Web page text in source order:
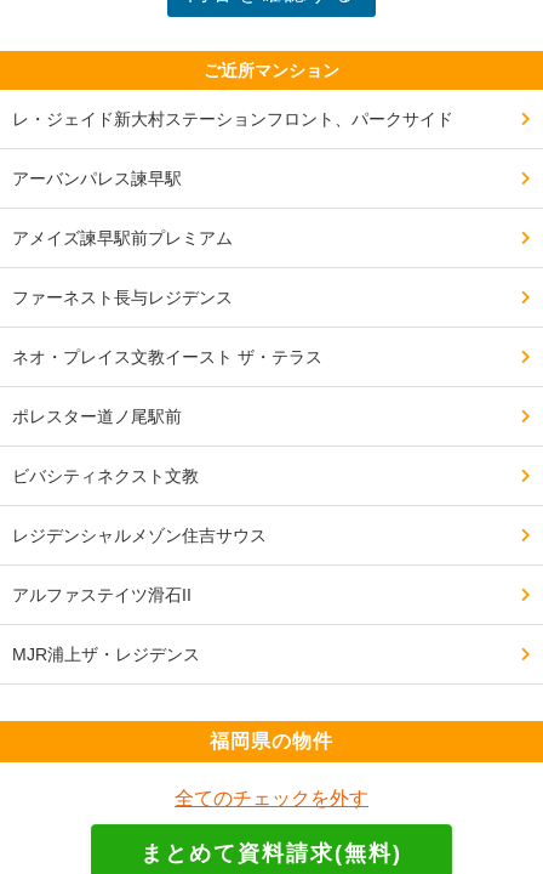
ご近所マンション
レ・ジェイド新大村ステーションフロント、パークサイド
アーバンパレス諫早駅
アメイズ諫早駅前プレミアム
ファーネスト長与レジデンス
ネオ・プレイス文教イースト ザ・テラス
ポレスター道ノ尾駅前
ビバシティネクスト文教
レジデンシャルメゾン住吉サウス
アルファステイツ滑石II
MJR浦上ザ・レジデンス
福岡県の物件
全てのチェックを外す